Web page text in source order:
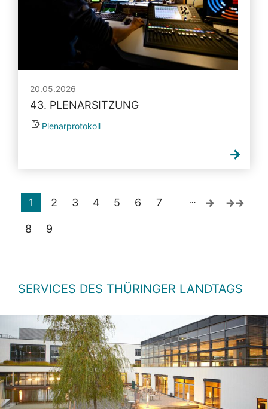
20.05.2026
43. PLENARSITZUNG
Plenarprotokoll
1 2 3 4 5 6 7
8 9
…
SERVICES DES THÜRINGER LANDTAGS